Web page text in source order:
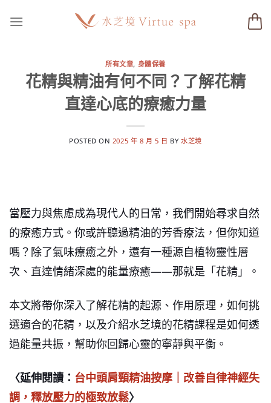
所有文章, 身體保養
花精與精油有何不同？了解花精
直達心底的療癒力量
POSTED ON 2025 年 8 月 5 日 BY 水芝境
當壓力與焦慮成為現代人的日常，我們開始尋求自然
的療癒方式。你或許聽過精油的芳香療法，但你知道
嗎？除了氣味療癒之外，還有一種源自植物靈性層
次、直達情緒深處的能量療癒——那就是「花精」。
本文將帶你深入了解花精的起源、作用原理，如何挑
選適合的花精，以及介紹水芝境的花精課程是如何透
過能量共振，幫助你回歸心靈的寧靜與平衡。
〈延伸閱讀： 台中頭肩頸精油按摩｜改善自律神經失
調，釋放壓力的極致放鬆〉